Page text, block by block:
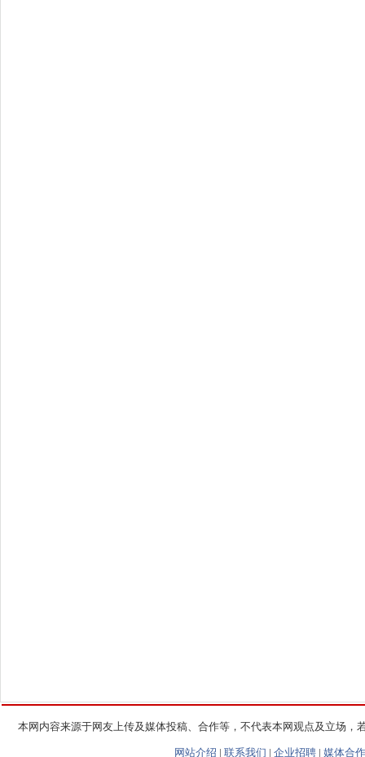
本网内容来源于网友上传及媒体投稿、合作等，不代表本网观点及立场
网站介绍 | 联系我们 | 企业招聘 | 媒体合作